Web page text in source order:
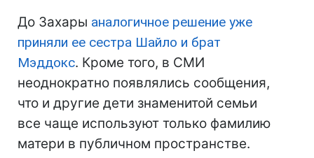
До Захары аналогичное решение уже
приняли ее сестра Шайло и брат
Мэддокс. Кроме того, в СМИ
неоднократно появлялись сообщения,
что и другие дети знаменитой семьи
все чаще используют только фамилию
матери в публичном пространстве.